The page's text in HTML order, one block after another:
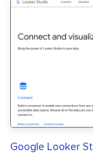
Google Looker